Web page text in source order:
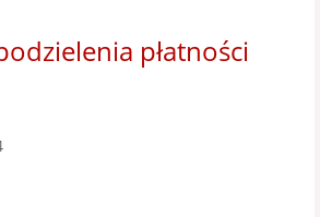
płatności